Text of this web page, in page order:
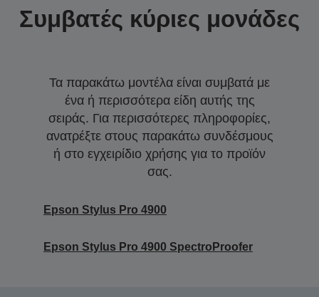
Συμβατές κύριες μονάδες
Τα παρακάτω μοντέλα είναι συμβατά με
ένα ή περισσότερα είδη αυτής της
σειράς. Για περισσότερες πληροφορίες,
ανατρέξτε στους παρακάτω συνδέσμους
ή στο εγχειρίδιο χρήσης για το προϊόν
σας.
Epson Stylus Pro 4900
Epson Stylus Pro 4900 SpectroProofer